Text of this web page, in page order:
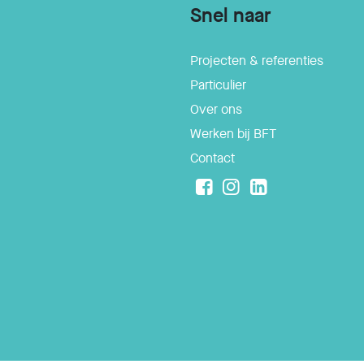
Snel naar
Projecten & referenties
Particulier
Over ons
Werken bij BFT
Contact